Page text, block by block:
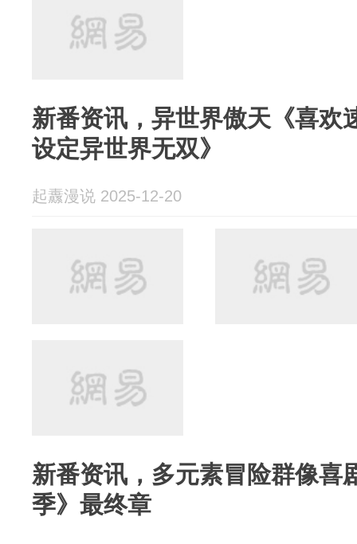
新番资讯，异世界傲天《喜欢
设定异世界无双》
起纛漫说 2025-12-20
新番资讯，多元素冒险群像喜
季》最终章